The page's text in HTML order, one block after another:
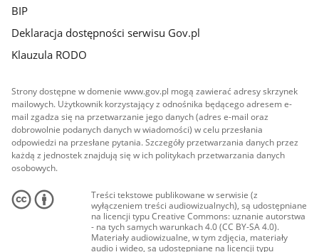
BIP
Deklaracja dostępności serwisu Gov.pl
Klauzula RODO
Strony dostępne w domenie www.gov.pl mogą zawierać adresy skrzynek
mailowych. Użytkownik korzystający z odnośnika będącego adresem e-
mail zgadza się na przetwarzanie jego danych (adres e-mail oraz
dobrowolnie podanych danych w wiadomości) w celu przesłania
odpowiedzi na przesłane pytania. Szczegóły przetwarzania danych przez
każdą z jednostek znajdują się w ich politykach przetwarzania danych
osobowych.
Treści tekstowe publikowane w serwisie (z
wyłączeniem treści audiowizualnych), są udostępniane
na licencji typu Creative Commons: uznanie autorstwa
- na tych samych warunkach 4.0 (CC BY-SA 4.0).
Materiały audiowizualne, w tym zdjęcia, materiały
audio i wideo, są udostępniane na licencji typu